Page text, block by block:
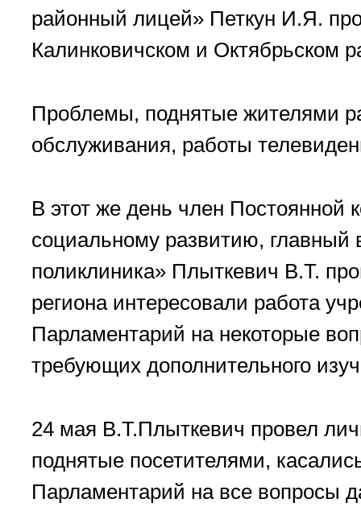
районный лицей» Петкун И.Я.
Калинковичском и Октябрьском
Проблемы, поднятые жителями
обслуживания, работы
В этот же день член Постоянной
социальному развитию, главный
поликлиника» Плыткевич В.Т.
региона интересовали работа
Парламентарий на некоторые
требующих дополнительного
24 мая В.Т.Плыткевич провел
поднятые посетителями,
Парламентарий на все вопросы